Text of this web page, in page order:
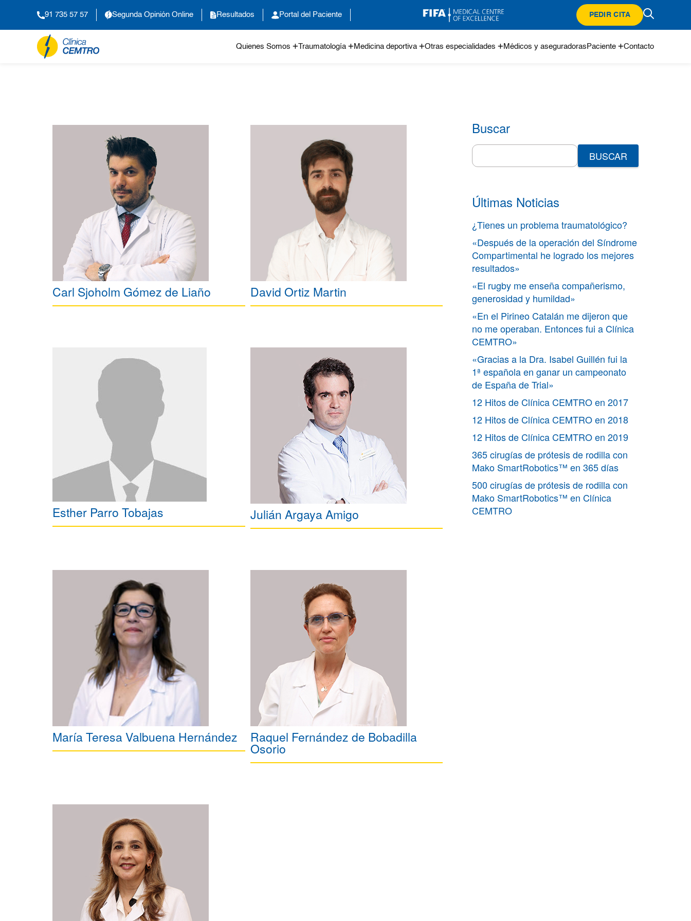
91 735 57 57 Segunda Opinión Online Resultados Portal del Paciente PEDIR CITA
Quienes Somos Traumatología Medicina deportiva Otras especialidades Médicos y aseguradoras Paciente Contacto
Carl Sjoholm Gómez de Liaño David Ortiz Martin
Esther Parro Tobajas Julián Argaya Amigo
María Teresa Valbuena Hernández Raquel Fernández de Bobadilla
Osorio
Buscar
Search
for:
Últimas Noticias
¿Tienes un problema traumatológico?
«Después de la operación del Síndrome
Compartimental he logrado los mejores
resultados»
«El rugby me enseña compañerismo,
generosidad y humildad»
«En el Pirineo Catalán me dijeron que
no me operaban. Entonces fui a Clínica
CEMTRO»
«Gracias a la Dra. Isabel Guillén fui la
1ª española en ganar un campeonato
de España de Trial»
12 Hitos de Clínica CEMTRO en 2017
12 Hitos de Clínica CEMTRO en 2018
12 Hitos de Clínica CEMTRO en 2019
365 cirugías de prótesis de rodilla con
Mako SmartRobotics™ en 365 días
500 cirugías de prótesis de rodilla con
Mako SmartRobotics™ en Clínica
CEMTRO